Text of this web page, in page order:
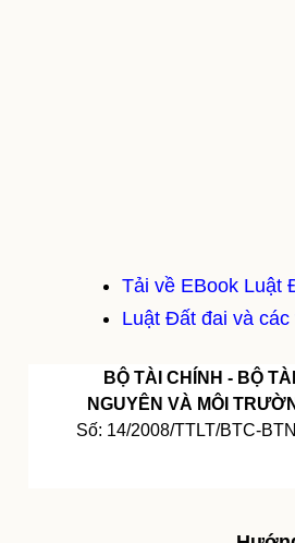
Tải về EBook Luật
Luật Đất đai và
BỘ TÀI CHÍNH - BỘ TÀI
NGUYÊN VÀ MÔI
Số: 14/2008/TTLT/BTC-